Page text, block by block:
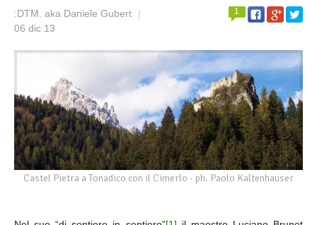
:DTM. aka Daniele Gubert
|
06 dic 13
1
Castel Pietra a Tonadico con il Cimerlo - ph. Paolo Kaltenhauser